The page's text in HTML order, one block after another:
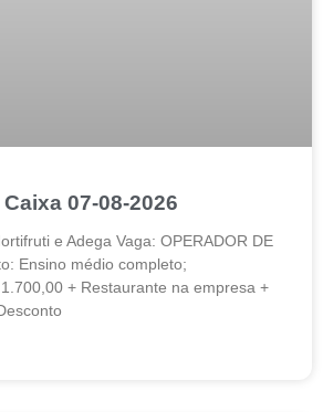
07-08-2026
e Adega Vaga: OPERADOR DE
Ensino médio completo;
+ Restaurante na empresa +